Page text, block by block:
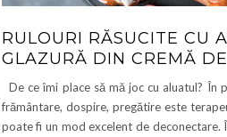
RULOURI RĂSUCITE CU
GLAZURĂ DIN CREMĂ
De ce îmi place să mă joc cu aluatul? În
frământare, dospire, pregătire este
poate fi un mod excelent de deconectare.